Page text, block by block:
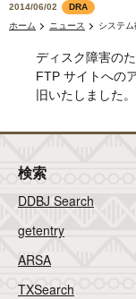
活動
センターについて
利用規約
問合せ
English
2014/06/02
DRA
ホーム
ニュース システ
ディスク障害の
FTP サイトへの
旧いたしました
検索
DDBJ Search
getentry
ARSA
TXSearch